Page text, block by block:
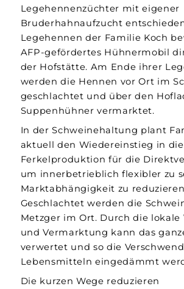
Legehennenzüchter mit eigener
Bruderhahnaufzucht
Legehennen der Familie Koch
AFP-gefördertes Hühnermobil
der Hofstätte. Am Ende ihrer
werden die Hennen vor Ort im
geschlachtet und über den
Suppenhühner vermarktet.
In der Schweinehaltung plant
aktuell den Wiedereinstieg in
Ferkelproduktion für die
um innerbetrieblich flexibler zu
Marktabhängigkeit zu
Geschlachtet werden die
Metzger im Ort. Durch die lokale
und Vermarktung kann das
verwertet und so die
Lebensmitteln eingedämmt
Die kurzen Wege reduzieren